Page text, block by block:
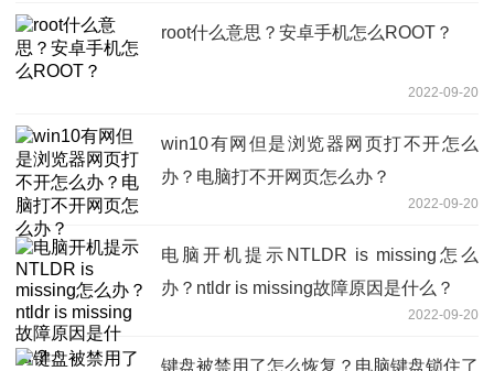
root什么意思？安卓手机怎么ROOT？
2022-09-20
win10有网但是浏览器网页打不开怎么
办？电脑打不开网页怎么办？
2022-09-20
电脑开机提示NTLDR is missing怎么
办？ntldr is missing故障原因是什么？
2022-09-20
键盘被禁用了怎么恢复？电脑键盘锁住了